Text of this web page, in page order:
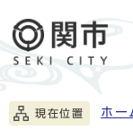
現在位置 ホー